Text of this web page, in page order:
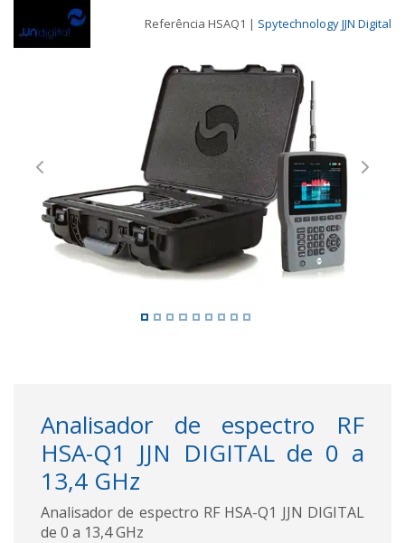
Referência HSAQ1 | Spytechnology JJN Digital
Previous Next
Analisador de espectro RF
HSA-Q1 JJN DIGITAL de 0 a
13,4 GHz
Analisador de espectro RF HSA-Q1 JJN DIGITAL
de 0 a 13,4 GHz